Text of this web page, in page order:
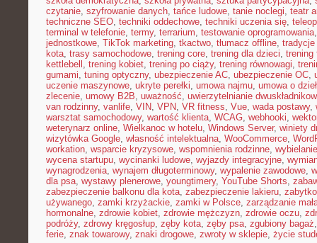
czytanie, szyfrowanie danych, tańce ludowe, tanie noclegi, teatr
techniczne SEO, techniki oddechowe, techniki uczenia się,
terminal w telefonie, termy, terrarium, testowanie oprogramowania
jednostkowe, TikTok marketing, tkactwo, tłumacz offline, tradycje
kota, trasy samochodowe, trening core, trening dla dzieci, trening
kettlebell , trening kobiet, trening po ciąży, trening równowagi,
gumami, tuning optyczny, ubezpieczenie AC, ubezpieczenie OC,
uczenie maszynowe, ukryte perełki, umowa najmu, umowa o
zlecenie, umowy B2B, uważność, uwierzytelnianie
van rodzinny, vanlife, VIN, VPN, VR fitness, Vue, wada postawy,
warsztat samochodowy, wartość klienta, WCAG, webhooki,
weterynarz online, Wielkanoc w hotelu, Windows Server, winiety
wizytówka Google, własność intelektualna, WooCommerce,
workation, wsparcie kryzysowe, wspomnienia rodzinne,
wycena startupu, wycinanki ludowe, wyjazdy integracyjne,
wynagrodzenia, wynajem długoterminowy, wypalenie zawodowe,
dla psa, wystawy plenerowe, youngtimery, YouTube Shorts,
zabezpieczenie balkonu dla kota, zabezpieczenie lakieru,
używanego, zamki krzyżackie, zamki w Polsce, zarządzanie
hormonalne, zdrowie kobiet, zdrowie mężczyzn, zdrowie oczu,
podróży, zdrowy kręgosłup, zęby kota, zęby psa, zgubiony bagaż
ferie, znak towarowy, znaki drogowe, zwroty w sklepie, życie